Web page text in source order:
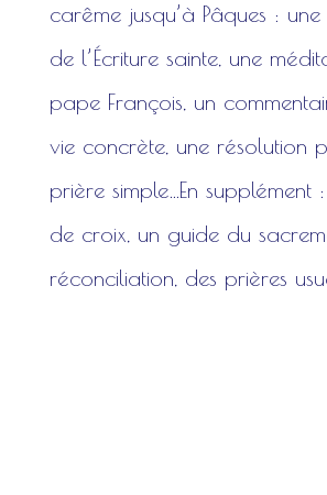
carême jusqu’à Pâques :
de l’Écriture sainte, une
pape François, un
vie concrète, une résolution
prière simple…En supplément
de croix, un guide du
réconciliation, des prières